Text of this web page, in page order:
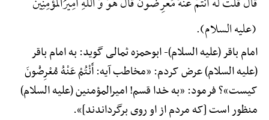
(علیه السلام).
امام باقر (علیه السلام)-ابوحمزه ثمالی گوید: به امام باقر
(علیه السلام) عرض کردم: «مخاطب آیه: أَنْتُمْ عَنْهُ مُعْرِضُونَ
کیست»؟ فرمود: «به خدا قسم! امیرالمؤمنین (علیه السلام)
منظور است [که مردم از او روی برگرداندند]».